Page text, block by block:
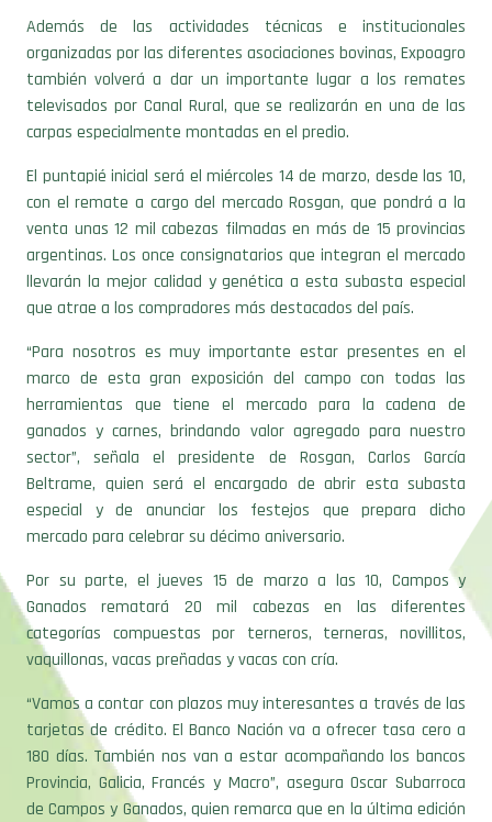
Además de las actividades técnicas e institucionales
organizadas por las diferentes asociaciones bovinas, Expoagro
también volverá a dar un importante lugar a los remates
televisados por Canal Rural, que se realizarán en una de las
carpas especialmente montadas en el predio.
El puntapié inicial será el miércoles 14 de marzo, desde las 10,
con el remate a cargo del mercado Rosgan, que pondrá a la
venta unas 12 mil cabezas filmadas en más de 15 provincias
argentinas. Los once consignatarios que integran el mercado
llevarán la mejor calidad y genética a esta subasta especial
que atrae a los compradores más destacados del país.
“Para nosotros es muy importante estar presentes en el
marco de esta gran exposición del campo con todas las
herramientas que tiene el mercado para la cadena de
ganados y carnes, brindando valor agregado para nuestro
sector”, señala el presidente de Rosgan, Carlos García
Beltrame, quien será el encargado de abrir esta subasta
especial y de anunciar los festejos que prepara dicho
mercado para celebrar su décimo aniversario.
Por su parte, el jueves 15 de marzo a las 10, Campos y
Ganados rematará 20 mil cabezas en las diferentes
categorías compuestas por terneros, terneras, novillitos,
vaquillonas, vacas preñadas y vacas con cría.
“Vamos a contar con plazos muy interesantes a través de las
tarjetas de crédito. El Banco Nación va a ofrecer tasa cero a
180 días. También nos van a estar acompañando los bancos
Provincia, Galicia, Francés y Macro”, asegura Oscar Subarroca
de Campos y Ganados, quien remarca que en la última edición